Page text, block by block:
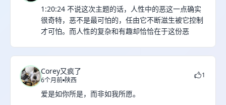
1:20:24 不说这次主题的话，人性中的恶这一点确实
很奇特，恶不是最可怕的，任由它不断滋生被它控制
才可怕。而人性的复杂和有趣却恰恰在于这份恶
Corey又疯了
6个月前 陕西
1
爱是如你所是，而非如我所愿。